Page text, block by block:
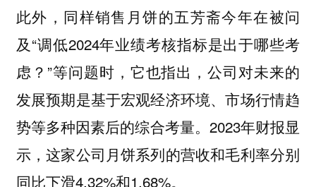
此外，同样销售月饼的五芳斋今年在被问
及“调低2024年业绩考核指标是出于哪些考
虑？”等问题时，它也指出，公司对未来的
发展预期是基于宏观经济环境、市场行情趋
势等多种因素后的综合考量。2023年财报显
示，这家公司月饼系列的营收和毛利率分别
同比下滑4.32%和1.68%。